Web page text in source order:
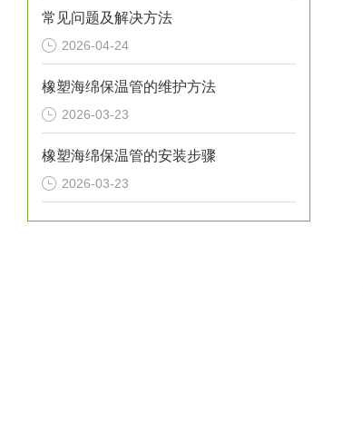
常见问题及解决方法
2026-04-24
橡塑海绵保温管的维护方法
2026-03-23
橡塑海绵保温管的安装步骤
2026-03-23